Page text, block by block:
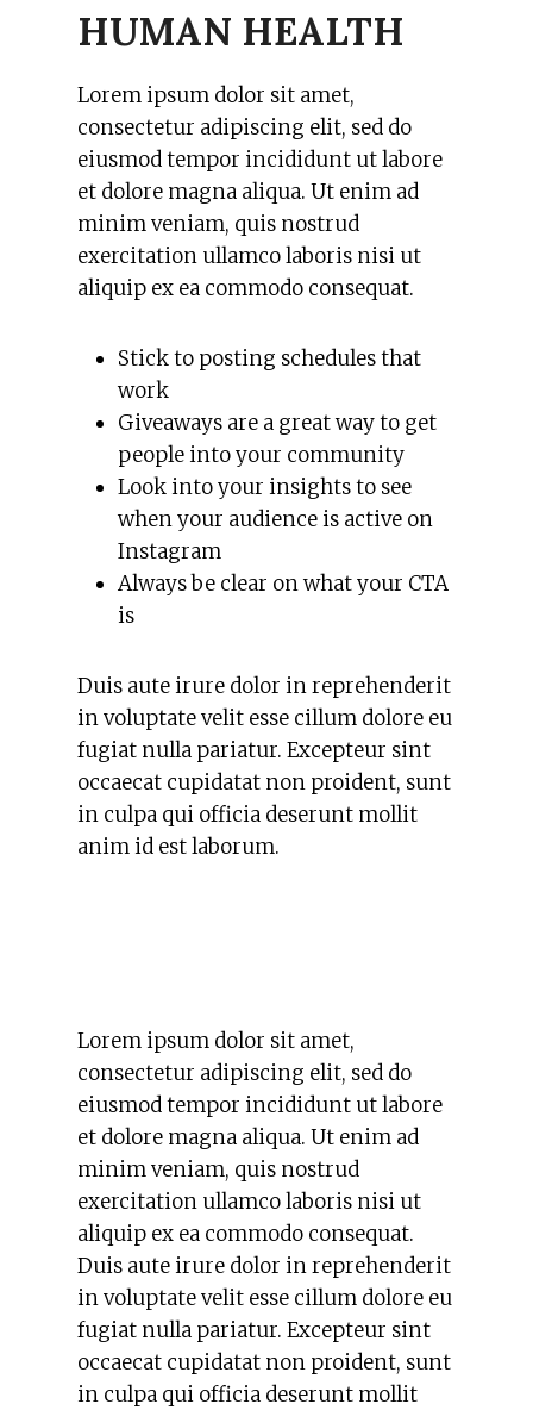
HUMAN HEALTH
Lorem ipsum dolor sit amet,
consectetur adipiscing elit, sed do
eiusmod tempor incididunt ut labore
et dolore magna aliqua. Ut enim ad
minim veniam, quis nostrud
exercitation ullamco laboris nisi ut
aliquip ex ea commodo consequat.
Stick to posting schedules that
work
Giveaways are a great way to get
people into your community
Look into your insights to see
when your audience is active on
Instagram
Always be clear on what your CTA
is
Duis aute irure dolor in reprehenderit
in voluptate velit esse cillum dolore eu
fugiat nulla pariatur. Excepteur sint
occaecat cupidatat non proident, sunt
in culpa qui officia deserunt mollit
anim id est laborum.
Lorem ipsum dolor sit amet,
consectetur adipiscing elit, sed do
eiusmod tempor incididunt ut labore
et dolore magna aliqua. Ut enim ad
minim veniam, quis nostrud
exercitation ullamco laboris nisi ut
aliquip ex ea commodo consequat.
Duis aute irure dolor in reprehenderit
in voluptate velit esse cillum dolore eu
fugiat nulla pariatur. Excepteur sint
occaecat cupidatat non proident, sunt
in culpa qui officia deserunt mollit